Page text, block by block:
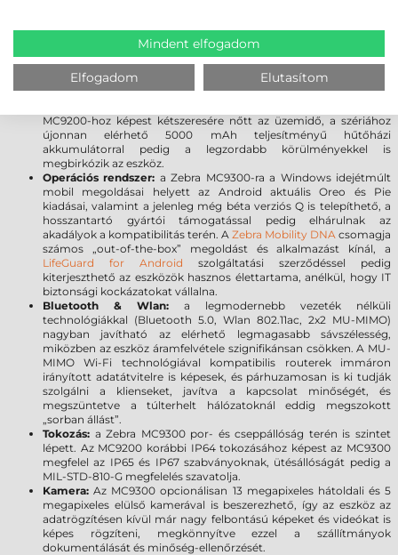
a szkenner ablak tartósságát, továbbá meggátolja a karcolások
kialakulását. A sérülésekre gyakorlatilag érzéketlen üveg törés
vagy karcolódás nélkül ellenáll a leggyakoribb leejtéseknek.
Akkumulátor:A 7000 mAh PowerPrecision+ akkumulátor a
kategória legnagyobb kapacitásával és kiemelkedő üzemidővel
MC9200-hoz képest kétszeresére nőtt az üzemidő, a szériához
újonnan elérhető 5000 mAh teljesítményű hűtőházi
akkumulátorral pedig a legzordabb körülményekkel is
megbirkózik az eszköz.
Operációs rendszer: a Zebra MC9300-ra a Windows idejétmúlt
mobil megoldásai helyett az Android aktuális Oreo és Pie
kiadásai, valamint a jelenleg még béta verziós Q is telepíthető, a
hosszantartó gyártói támogatással pedig elhárulnak az
akadályok a kompatibilitás terén. A Zebra Mobility DNA csomagja
számos „out-of-the-box” megoldást és alkalmazást kínál, a
LifeGuard for Android szolgáltatási szerződéssel pedig
kiterjeszthető az eszközök hasznos élettartama, anélkül, hogy IT
biztonsági kockázatokat vállalna.
Bluetooth & Wlan: a legmodernebb vezeték nélküli
technológiákkal (Bluetooth 5.0, Wlan 802.11ac, 2x2 MU-MIMO)
nagyban javítható az elérhető legmagasabb sávszélesség,
miközben az eszköz áramfelvétele szignifikánsan csökken. A MU-
MIMO Wi-Fi technológiával kompatibilis routerek immáron
irányított adatátvitelre is képesek, és párhuzamosan is ki tudják
szolgálni a klienseket, javítva a kapcsolat minőségét, és
megszüntetve a túlterhelt hálózatoknál eddig megszokott
„sorban állást”.
Tokozás: a Zebra MC9300 por- és cseppállóság terén is szintet
lépett. Az MC9200 korábbi IP64 tokozásához képest az MC9300
megfelel az IP65 és IP67 szabványoknak, ütésállóságát pedig a
MIL-STD-810-G megfelelés szavatolja.
Kamera: Az MC9300 opcionálisan 13 megapixeles hátoldali és 5
megapixeles elülső kamerával is beszerezhető, így az eszköz az
adatrögzítésen kívül már nagy felbontású képeket és videókat is
képes rögzíteni, megkönnyítve ezzel a szállítmányok
dokumentálását és minőség-ellenőrzését.
Mindent elfogadom
Elfogadom Elutasítom